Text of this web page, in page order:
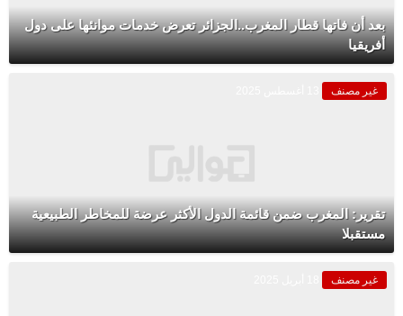
بعد أن فاتها قطار المغرب..الجزائر تعرض خدمات موانئها على دول
أفريقيا
غير مصنف
تقرير: المغرب ضمن قائمة الدول الأكثر عرضة للمخاطر الطبيعية
مستقبلا
غير مصنف